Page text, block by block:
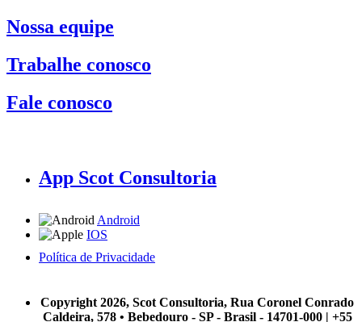
Nossa equipe
Trabalhe conosco
Fale conosco
App Scot Consultoria
Android
IOS
Política de Privacidade
Copyright 2026, Scot Consultoria, Rua Coronel Conrado
Caldeira, 578 • Bebedouro - SP - Brasil - 14701-000 | +55